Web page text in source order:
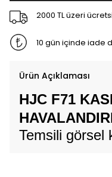
2000 TL üzeri
10 gün içinde iade
Ürün Açıklaması
HJC F71
Temsili görsel